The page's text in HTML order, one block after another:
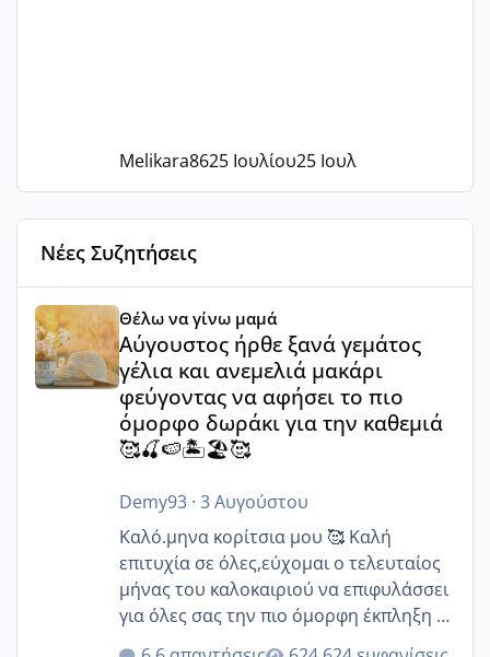
Melikara8625 Ιουλίου25 Ιουλ
Νέες Συζητήσεις
Αύγουστος ήρθε ξανά γεμάτος γέλια και ανεμελιά
Θέλω να γίνω μαμά
Αύγουστος ήρθε ξανά γεμάτος
γέλια και ανεμελιά μακάρι
φεύγοντας να αφήσει το πιο
όμορφο δωράκι για την καθεμιά
🥰🍒🍉🏝️🏖️🥰
Demy93· 3 Αυγούστου
Καλό.μηνα κορίτσια μου 🥰 Καλή
επιτυχία σε όλες,εύχομαι ο τελευταίος
μήνας του καλοκαιριού να επιφυλάσσει
για όλες σας την πιο όμορφη έκπληξη 🧿
@Elk @Melikara86 @Παρασκευαιδου